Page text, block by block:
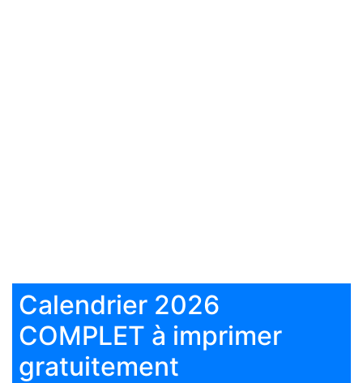
Calendrier 2026
COMPLET à imprimer
gratuitement